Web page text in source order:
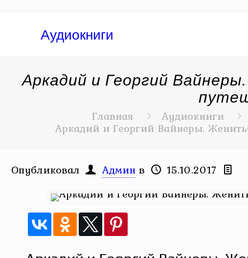
Аудиокниги
Аркадий и Георгий
Главная Аудиокниги
Аркадий и Георгий Вайнеры.
Опубликовал Админ в 15.10.2017